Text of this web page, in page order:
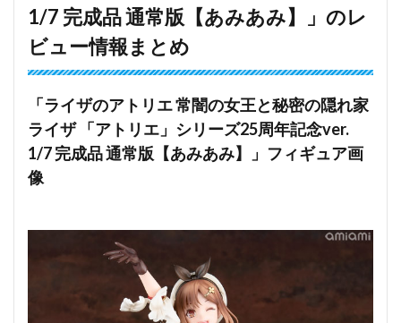
1/7 完成品 通常版【あみあみ】」のレ
ビュー情報まとめ
「ライザのアトリエ 常闇の女王と秘密の隠れ家
ライザ 「アトリエ」シリーズ25周年記念ver.
1/7 完成品 通常版【あみあみ】」フィギュア画
像